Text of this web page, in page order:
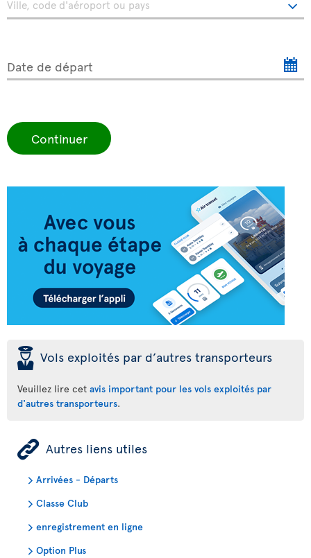
Date de départ
Continuer
þ Vols exploités par d’autres transporteurs
Veuillez lire cet avis important pour les vols exploités par
d'autres transporteurs.
ÿ Autres liens utiles
Arrivées - Départs
Classe Club
enregistrement en ligne
Option Plus